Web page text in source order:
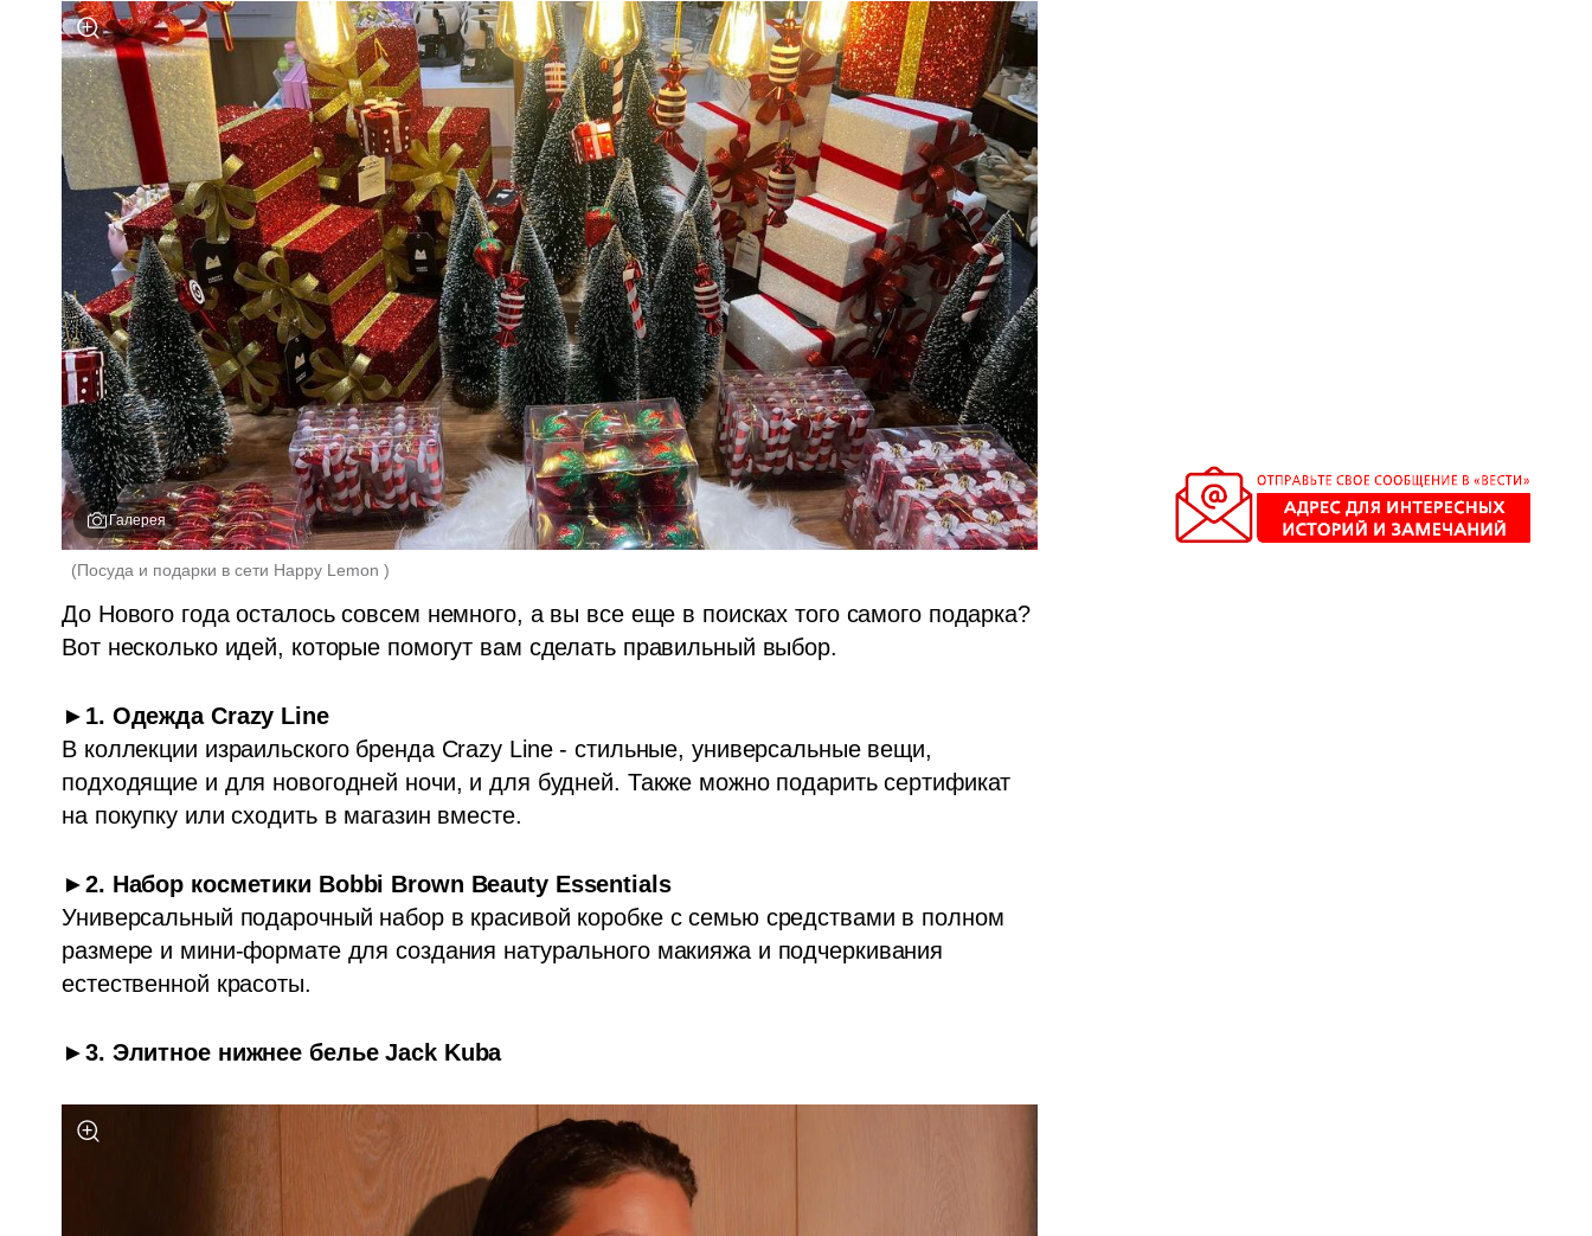
Галерея
(Посуда и подарки в сети Happy Lemon )
До Нового года осталось совсем немного, а вы все еще в поисках того самого подарка?
Вот несколько идей, которые помогут вам сделать правильный выбор.
►1. Одежда Crazy Line
В коллекции израильского бренда Crazy Line - стильные, универсальные вещи,
подходящие и для новогодней ночи, и для будней. Также можно подарить сертификат
на покупку или сходить в магазин вместе.
►2. Набор косметики Bobbi Brown Beauty Essentials
Универсальный подарочный набор в красивой коробке с семью средствами в полном
размере и мини-формате для создания натурального макияжа и подчеркивания
естественной красоты.
►3. Элитное нижнее белье Jack Kuba